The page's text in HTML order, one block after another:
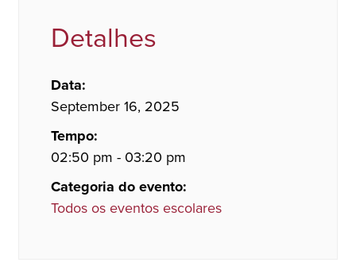
Detalhes
Data:
September 16, 2025
Tempo:
02:50 pm - 03:20 pm
Categoria do evento:
Todos os eventos escolares